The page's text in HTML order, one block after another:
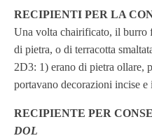
RECIPIENTI PER LA
Una volta chairificato, il burro
di pietra, o di terracotta
2D3: 1) erano di pietra ollare,
portavano decorazioni incise
RECIPIENTE PER
DOL